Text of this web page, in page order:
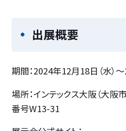
出展概要
期間：2024年12月18日（水）～
場所：インテックス大阪（大
番号W13-31